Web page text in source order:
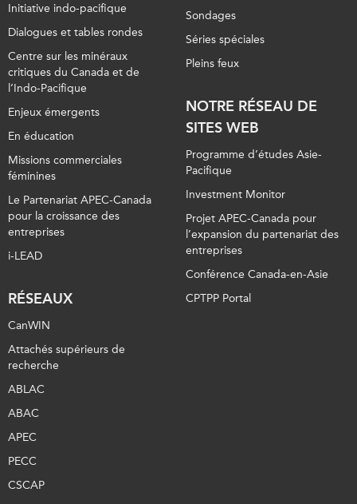
Initiative indo-pacifique
Dialogues et tables rondes
Centre sur les minéraux
critiques du Canada et de
l’Indo-Pacifique
Enjeux émergents
En éducation
Missions commerciales
féminines
Le Partenariat APEC-Canada
pour la croissance des
entreprises
i-LEAD
RÉSEAUX
CanWIN
Attachés supérieurs de
recherche
ABLAC
ABAC
APEC
PECC
CSCAP
Sondages
Séries spéciales
Pleins feux
NOTRE RÉSEAU DE
SITES WEB
Programme d’études Asie-
Pacifique
Investment Monitor
Projet APEC-Canada pour
l’expansion du partenariat des
entreprises
Conférence Canada-en-Asie
CPTPP Portal